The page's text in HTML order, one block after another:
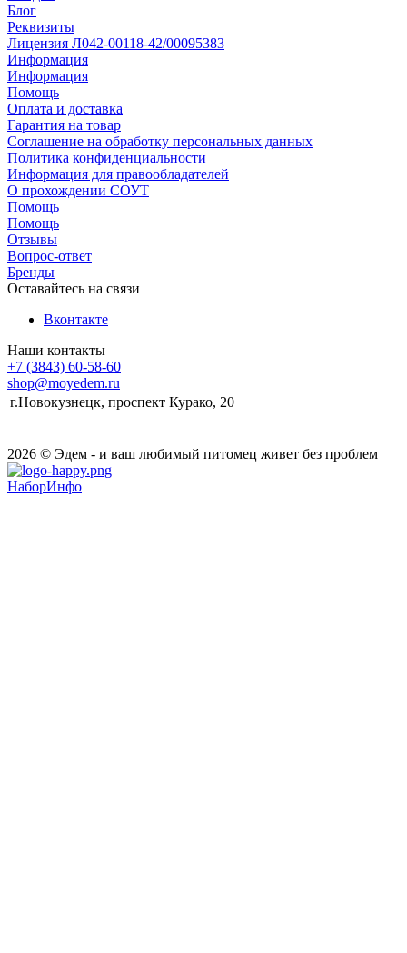
Блог
Реквизиты
Лицензия Л042-00118-42/00095383
Информация
Информация
Помощь
Оплата и доставка
Гарантия на товар
Соглашение на обработку персональных данных
Политика конфиденциальности
Информация для правообладателей
О прохождении СОУТ
Помощь
Помощь
Отзывы
Вопрос-ответ
Бренды
Оставайтесь на связи
Вконтакте
Наши контакты
+7 (3843) 60-58-60
shop@moyedem.ru
г.Новокузнецк, проспект Курако, 20
2026 © Эдем - и ваш любимый питомец живет без проблем
НаборИнфо